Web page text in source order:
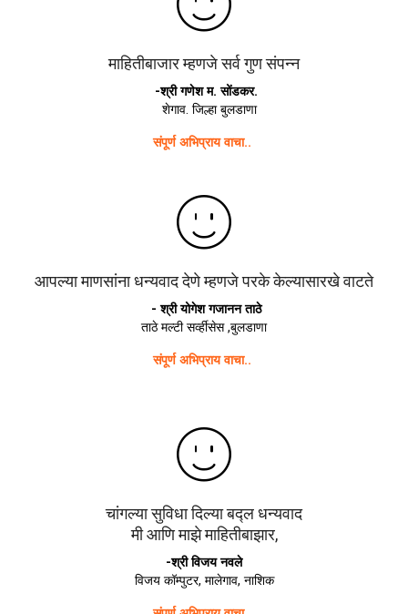
माहितीबाजार म्हणजे सर्व गुण संपन्न
-श्री गणेश म. सोंडकर.
शेगाव. जिल्हा बुलडाणा
संपूर्ण अभिप्राय वाचा..
आपल्या माणसांना धन्यवाद देणे म्हणजे परके केल्यासारखे वाटते
- श्री योगेश गजानन ताठे
ताठे मल्टी सर्व्हीसेस ,बुलडाणा
संपूर्ण अभिप्राय वाचा..
चांगल्या सुविधा दिल्या बद्ल धन्यवाद
मी आणि माझे माहितीबाझार,
-श्री विजय नवले
विजय कॉम्पुटर, मालेगाव, नाशिक